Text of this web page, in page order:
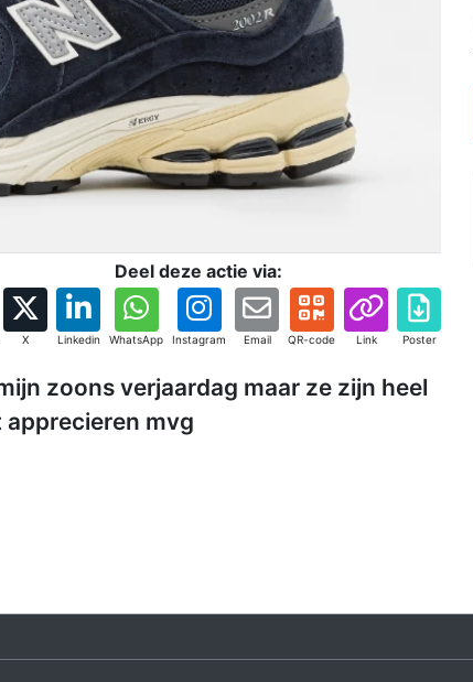
Deel deze actie via:
X Linkedin WhatsApp Instagram Email QR-code Link Poster
zoons verjaardag maar ze zijn heel
apprecieren mvg